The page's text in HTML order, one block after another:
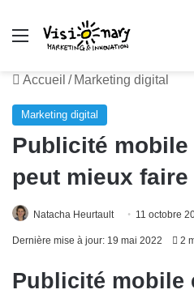
Menu
Accueil / Marketing digital
Marketing digital
Publicité mobile
peut mieux faire
Natacha Heurtault 11 octobre
Dernière mise à jour: 19 mai 2022 2
Publicité mobile